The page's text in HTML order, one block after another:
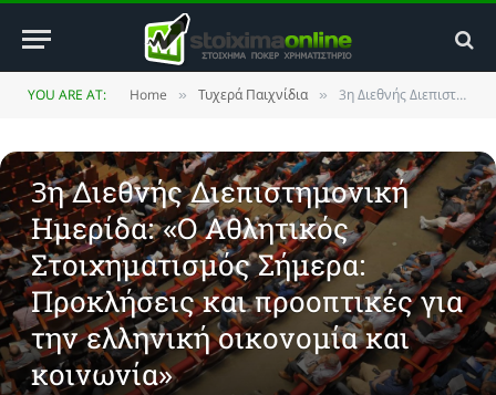
YOU ARE AT: Home » Τυχερά Παιχνίδια » 3η Διεθνής Διεπιστημονική Ημερίδα: «Ο Αθλητικός Στοιχηματισμός Σήμερα: Προκλήσεις και προοπτικές για την ελληνική οικονομία και κοινωνία»
3η Διεθνής Διεπιστημονική
Ημερίδα: «Ο Αθλητικός
Στοιχηματισμός Σήμερα:
Προκλήσεις και προοπτικές για
την ελληνική οικονομία και
κοινωνία»